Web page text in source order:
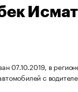
07.10.2019, в
автомобилей с